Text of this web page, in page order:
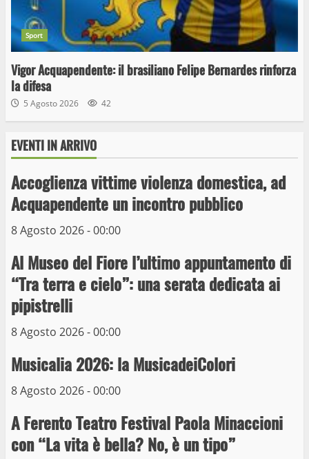
Sport
Vigor Acquapendente: il brasiliano Felipe Bernardes rinforza
la difesa
5 Agosto 2026 42
EVENTI IN ARRIVO
Accoglienza vittime violenza domestica, ad
Acquapendente un incontro pubblico
8 Agosto 2026 - 00:00
Al Museo del Fiore l’ultimo appuntamento di
“Tra terra e cielo”: una serata dedicata ai
pipistrelli
8 Agosto 2026 - 00:00
Musicalia 2026: la MusicadeiColori
8 Agosto 2026 - 00:00
A Ferento Teatro Festival Paola Minaccioni
con “La vita è bella? No, è un tipo”
3
4
La Polizia di Stato arresta il ladro seriale
10 Maggio 2023
5
Michelangelo Buonarroti ospitata al
19 Gennaio 2023
6
capolinea al terminal Riello dal 15 al 17
giugno
15 Giugno 2023